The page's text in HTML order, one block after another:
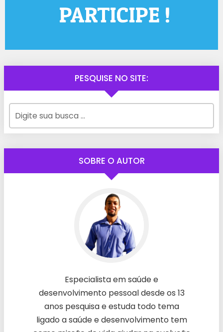
PESQUISE NO SITE:
SOBRE O AUTOR
Especialista em saúde e
desenvolvimento pessoal desde os 13
anos pesquisa e estuda todo tema
ligado a saúde e desenvolvimento tem